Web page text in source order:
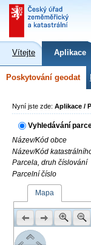
Vítejte Aplikace
Poskytování geodat
Nyní jste zde: Aplikace /
Vyhledávání
Název/Kód obce
Název/Kód
Parcela, druh číslování
Parcelní číslo
Mapa